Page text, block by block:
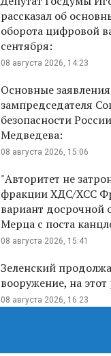
рассказал об
оборота цифровой
сентября:
08 августа 2026, 14:23
Основные заявления
зампредседателя
безопасности
Медведева:
08 августа 2026, 15:06
"Авторитет не
фракции ХДС/ХСС
вариант досрочной
Мерца с поста
08 августа 2026, 15:41
Зеленский
вооружение, на этот
08 августа 2026, 16:23